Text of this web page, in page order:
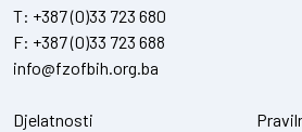
T: +387 (0)33 723 680
F: +387 (0)33 723 688
info@fzofbih.org.ba
Djelatnosti